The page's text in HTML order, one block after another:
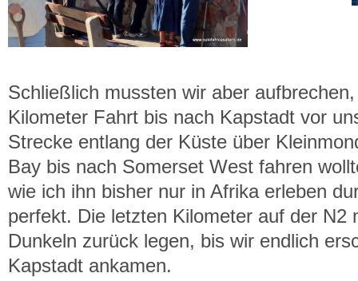
Schließlich mussten wir aber
Kilometer Fahrt bis nach Kapstadt vor
Strecke entlang der Küste über
Bay bis nach Somerset West fahren
wie ich ihn bisher nur in Afrika erleben
perfekt. Die letzten Kilometer auf der N2
Dunkeln zurück legen, bis wir endlich
Kapstadt ankamen.